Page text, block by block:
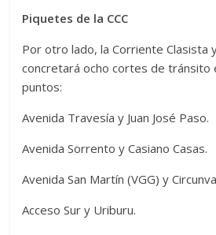
Piquetes de la CCC
Por otro lado, la Corriente Clasista
concretará ocho cortes de tránsito
puntos:
Avenida Travesía y Juan José Paso.
Avenida Sorrento y Casiano Casas.
Avenida San Martín (VGG) y
Acceso Sur y Uriburu.